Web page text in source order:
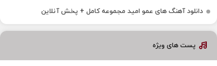
دانلود آهنگ های عمو امید مجموعه کامل + پخش آنلاین
پست های ویژه